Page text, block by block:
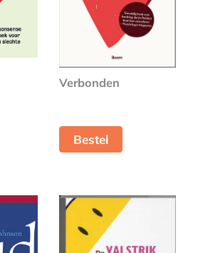
Verbonden
Bestel